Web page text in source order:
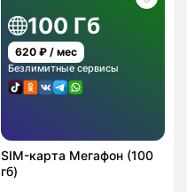
100 Гб
620 ₽ / мес
Безлимитные сервисы
SIM-карта Мегафон (100
гб)